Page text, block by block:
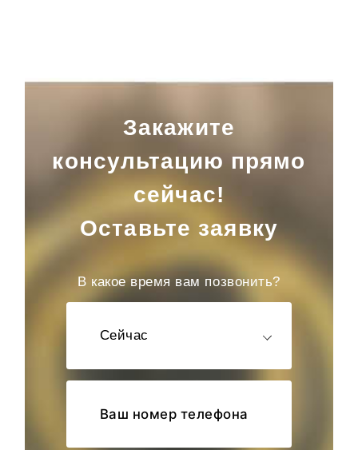
Закажите
консультацию прямо
сейчас!
Оставьте заявку
В какое время вам позвонить?
Сейчас